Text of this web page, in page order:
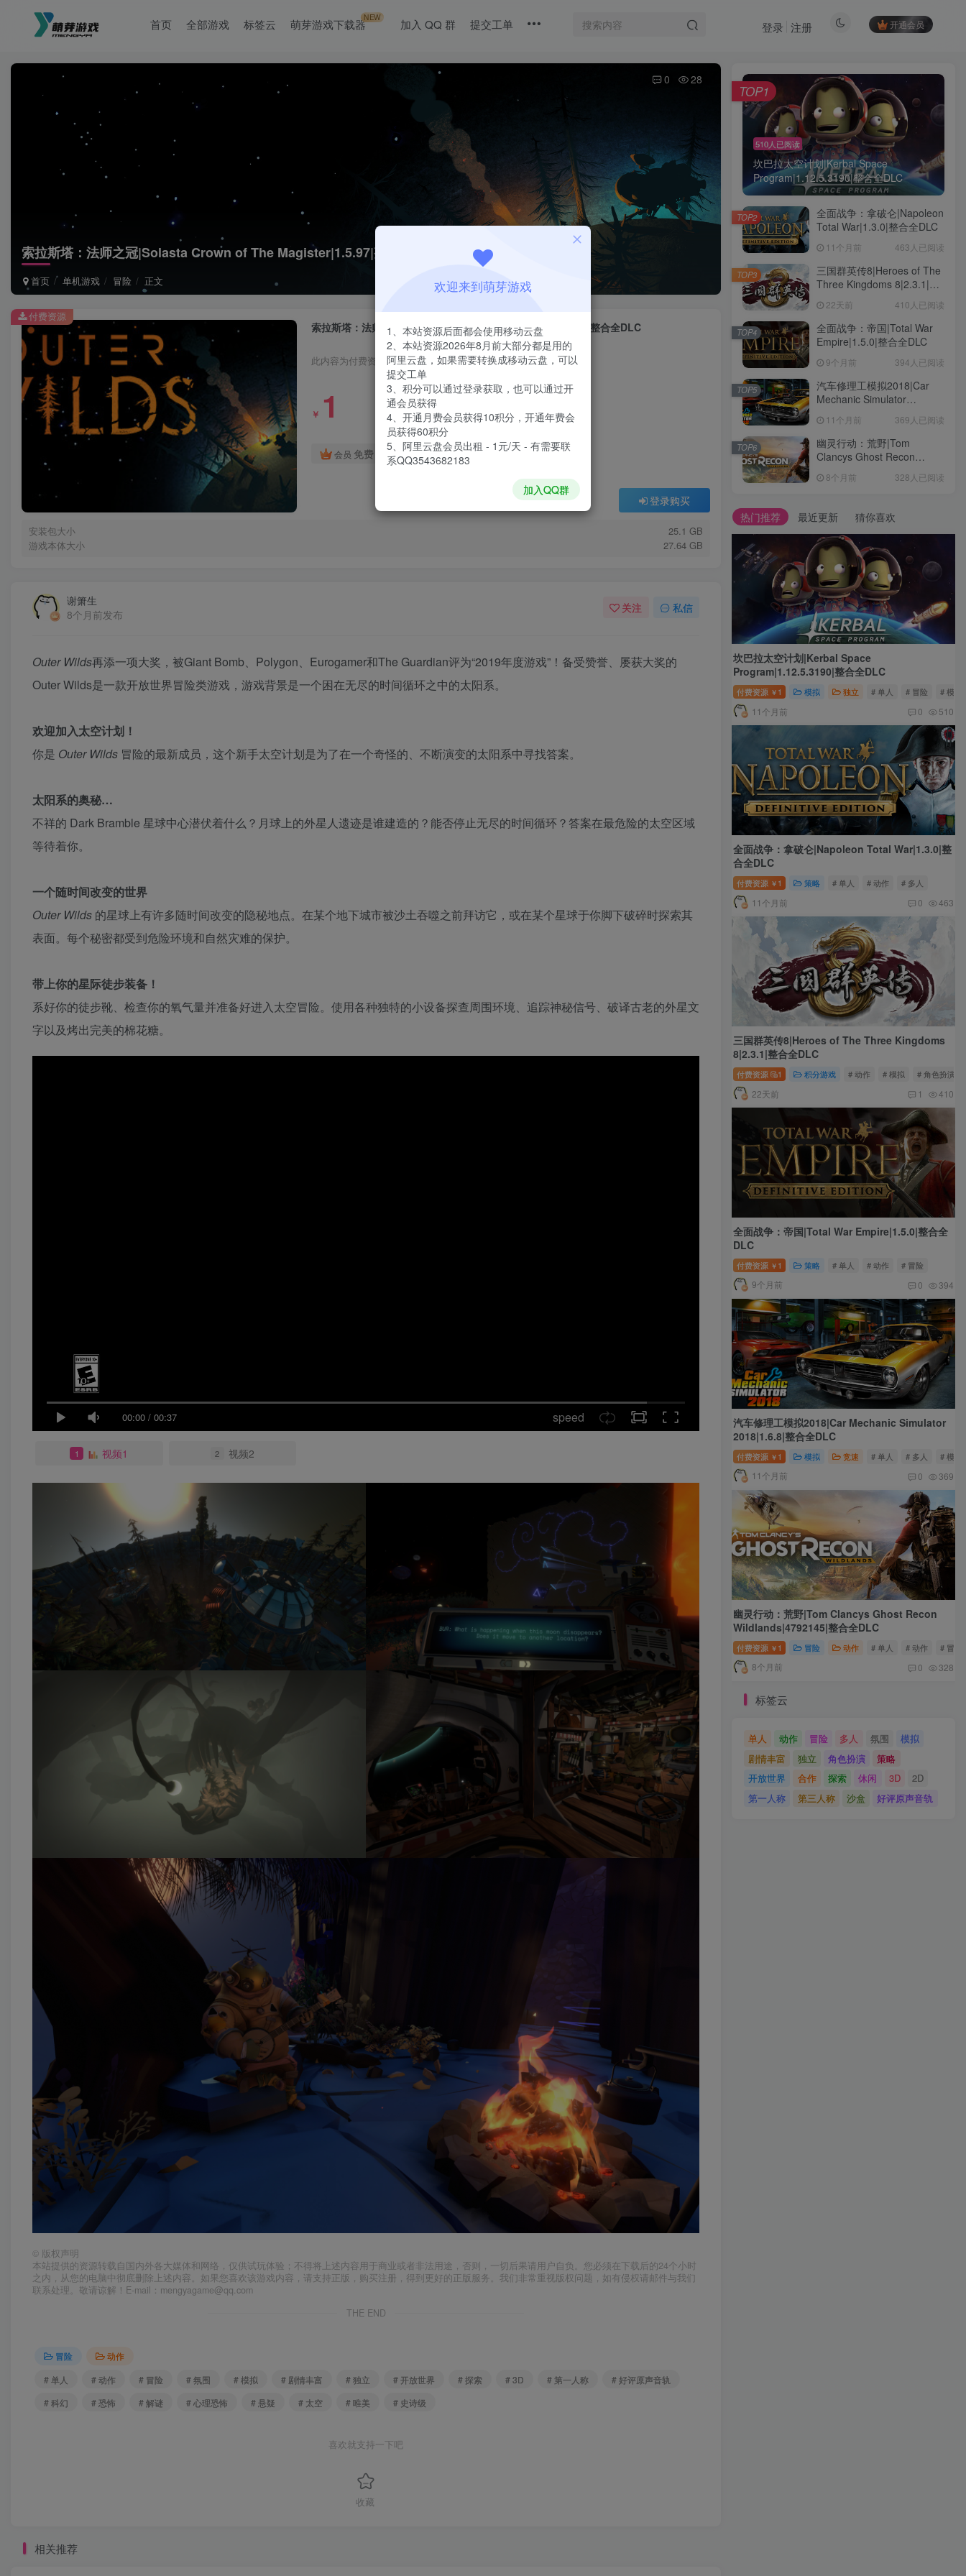
首页 全部游戏 标签云 萌芽游戏下载器NEW 加入 QQ 群 提交工单 开通会员
登录 注册
索拉斯塔：法师之冠|Solasta Crown of The Magister|1.5.97|整合全DLC
首页 单机游戏 冒险 正文
0 28
索拉斯塔：法师之冠|Solasta Crown of The Magister|1.5.97|整合全DLC
此内容为付费资源，请付费后查看
￥ 1
会员 免费
登录购买
安装包大小
25.1 GB
游戏本体大小
27.64 GB
付费资源
谢箫生
8个月前发布
关注 私信
Outer Wilds再添一项大奖，被Giant Bomb、Polygon、Eurogamer和The Guardian评为“2019年度游戏”！备受赞誉、屡获大奖的
Outer Wilds是一款开放世界冒险类游戏，游戏背景是一个困在无尽的时间循环之中的太阳系。
欢迎加入太空计划！
你是 Outer Wilds 冒险的最新成员，这个新手太空计划是为了在一个奇怪的、不断演变的太阳系中寻找答案。
太阳系的奥秘…
不祥的 Dark Bramble 星球中心潜伏着什么？月球上的外星人遗迹是谁建造的？能否停止无尽的时间循环？答案在最危险的太空区域
等待着你。
一个随时间改变的世界
Outer Wilds 的星球上有许多随时间改变的隐秘地点。在某个地下城市被沙土吞噬之前拜访它，或在某个星球于你脚下破碎时探索其
表面。每个秘密都受到危险环境和自然灾难的保护。
带上你的星际徒步装备！
系好你的徒步靴、检查你的氧气量并准备好进入太空冒险。使用各种独特的小设备探查周围环境、追踪神秘信号、破译古老的外星文
字以及烤出完美的棉花糖。
00:00 / 00:37 speed
1 视频1 2 视频2
© 版权声明
本站提供的资源转载自国内外各大媒体和网络，仅供试玩体验；不得将上述内容用于商业或者非法用途，否则，一切后果请用户自负。您必须在下载后的24个小时
之内，从您的电脑中彻底删除上述内容。如果您喜欢该游戏内容，请支持正版，购买注册，得到更好的正版服务。我们非常重视版权问题，如有侵权请邮件与我们
联系处理。敬请谅解！E-mail：mengyagame@qq.com
THE END
冒险
动作
# 单人
# 动作 # 冒险 # 氛围 # 模拟 # 剧情丰富 # 独立 # 开放世界 # 探索 # 3D # 第一人称
# 好评原声音轨
# 科幻
# 恐怖 # 解谜 # 心理恐怖 # 悬疑 # 太空 # 唯美 # 史诗级
喜欢就支持一下吧
收藏
相关推荐
510人已阅读
坎巴拉太空计划|Kerbal Space
Program|1.12.5.3190|整合全DLC
TOP1
全面战争：拿破仑|Napoleon
Total War|1.3.0|整合全DLC
11个月前 463人已阅读
TOP2
三国群英传8|Heroes of The
Three Kingdoms 8|2.3.1|整
22天前 410人已阅读
TOP3
全面战争：帝国|Total War
Empire|1.5.0|整合全DLC
9个月前 394人已阅读
TOP4
汽车修理工模拟2018|Car
Mechanic Simulator
11个月前 369人已阅读
TOP5
幽灵行动：荒野|Tom
Clancys Ghost Recon
DLC8个月前 328人已阅读
TOP6
热门推荐 最近更新 猜你喜欢
坎巴拉太空计划|Kerbal Space
Program|1.12.5.3190|整合全DLC
付费资源 ￥ 1 模拟 独立 # 单人 # 冒险 # 模拟
11个月前 0 510
全面战争：拿破仑|Napoleon Total War|1.3.0|整
合全DLC
付费资源 ￥ 1 策略 # 单人 # 动作 # 多人
11个月前 0 463
三国群英传8|Heroes of The Three Kingdoms
8|2.3.1|整合全DLC
付费资源 1 积分游戏 # 动作 # 模拟 # 角色扮演
22天前 1 410
全面战争：帝国|Total War Empire|1.5.0|整合全
DLC
付费资源 ￥ 1 策略 # 单人 # 动作 # 冒险
9个月前 0 394
汽车修理工模拟2018|Car Mechanic Simulator
2018|1.6.8|整合全DLC
付费资源 ￥ 1 模拟 竞速 # 单人 # 多人 # 模拟
11个月前 0 369
幽灵行动：荒野|Tom Clancys Ghost Recon
Wildlands|4792145|整合全DLC
付费资源 ￥ 1 冒险 动作 # 单人 # 动作 # 冒险
8个月前 0 328
标签云
单人 动作 冒险 多人 氛围
模拟
剧情丰富
独立 角色扮演
策略
开放世界
合作 探索 休闲 3D
2D
第一人称
第三人称 沙盒 好评原声音轨
欢迎来到萌芽游戏
1、本站资源后面都会使用移动云盘
2、本站资源2026年8月前大部分都是用的
阿里云盘，如果需要转换成移动云盘，可以
提交工单
3、积分可以通过登录获取，也可以通过开
通会员获得
4、开通月费会员获得10积分，开通年费会
员获得60积分
5、阿里云盘会员出租 - 1元/天 - 有需要联
系QQ3543682183
加入QQ群